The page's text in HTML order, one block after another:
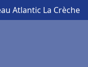
Atlantic La Crèche